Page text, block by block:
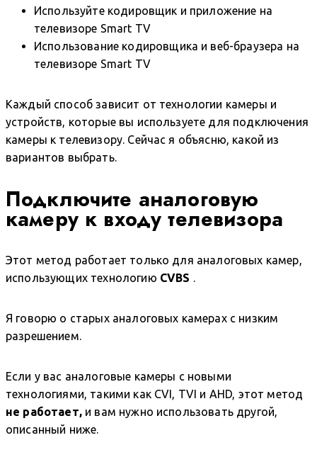
Используйте кодировщик и приложение на
телевизоре Smart TV
Использование кодировщика и веб-браузера на
телевизоре Smart TV
Каждый способ зависит от технологии камеры и
устройств, которые вы используете для подключения
камеры к телевизору. Сейчас я объясню, какой из
вариантов выбрать.
Подключите аналоговую
камеру к входу телевизора
Этот метод работает только для аналоговых камер,
использующих технологию CVBS
Я говорю о старых аналоговых камерах с низким
разрешением.
Если у вас аналоговые камеры с новыми
технологиями, такими как CVI, TVI и AHD, этот метод
не работает, и вам нужно использовать другой,
описанный ниже.